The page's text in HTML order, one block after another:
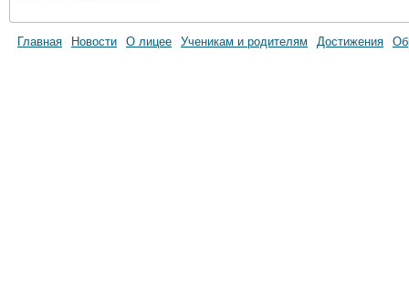
Главная Новости О лицее Ученикам и родителям Достижения